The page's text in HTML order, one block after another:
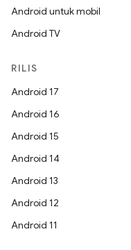
Android untuk mobil
Android TV
RILIS
Android 17
Android 16
Android 15
Android 14
Android 13
Android 12
Android 11